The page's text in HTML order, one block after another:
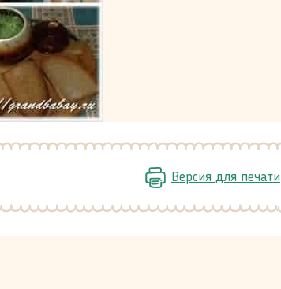
Версия для печати